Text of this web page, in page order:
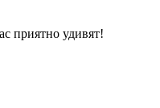
приятно удивят!